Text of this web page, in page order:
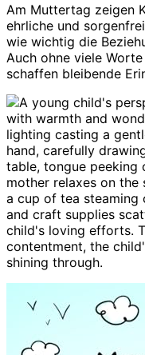
Am Muttertag zeigen
ehrliche und
wie wichtig die
Auch ohne viele
schaffen bleibende